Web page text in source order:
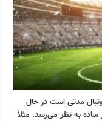
مدتی است در حال
ساده به نظر می‌رسد. مثلاً